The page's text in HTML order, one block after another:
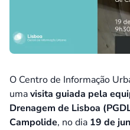
O Centro de Informação
umavisita guiada pela
Drenagem de Lisboa
Campolide, no dia 19 de